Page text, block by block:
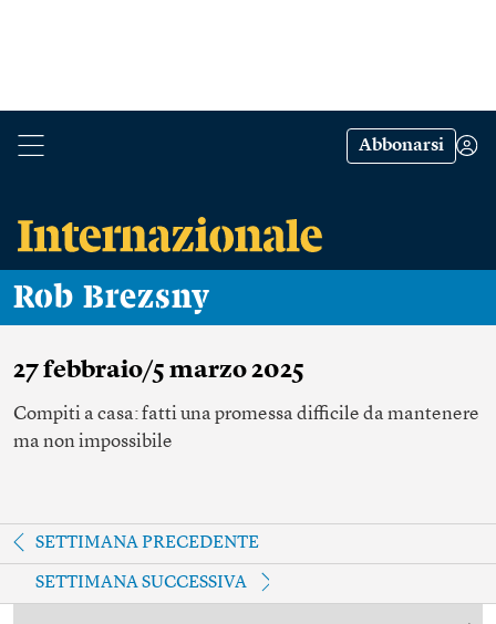
Abbonarsi
Rob Brezsny
27 febbraio/5 marzo 2025
Compiti a casa: fatti una promessa difficile da mantenere
ma non impossibile
SETTIMANA PRECEDENTE
SETTIMANA SUCCESSIVA